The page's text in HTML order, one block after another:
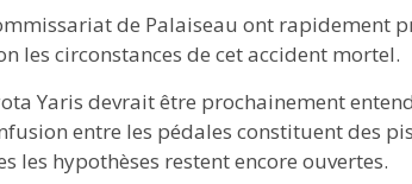
de Palaiseau ont rapidement
les circonstances de cet accident mortel.
Yaris devrait être prochainement
entre les pédales constituent des
les hypothèses restent encore ouvertes.